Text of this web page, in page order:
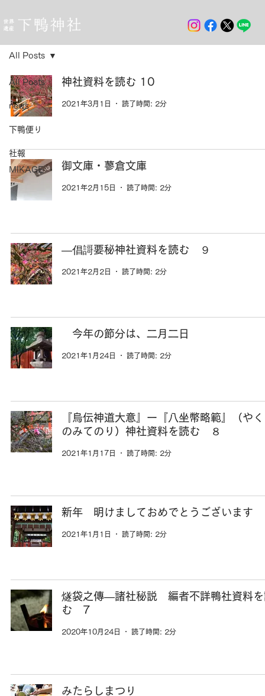
All Posts
news
下鴨便り
社報
MIKAGE
All Posts
神社資料を読む 10
2021年3月1日 読了時間: 2分
御文庫・蓼倉文庫
2021年2月15日 読了時間: 2分
―倡謌要秘神社資料を読む ９
2021年2月2日 読了時間: 2分
今年の節分は、二月二日
2021年1月24日 読了時間: 2分
『烏伝神道大意』ー『八坐幣略範』（や
のみてのり）神社資料を読む ８
2021年1月17日 読了時間: 2分
新年 明けましておめでとうございます
2021年1月1日 読了時間: 2分
燧袋之傳―諸社秘説 編者不詳鴨社資料を
む 7
2020年10月24日 読了時間: 2分
みたらしまつり